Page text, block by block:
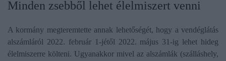
Minden zsebből lehet élelmiszert venni
A kormány megteremtette annak lehetőségét, hogy a vendéglátás
alszámláról 2022. február 1-jétől 2022. május 31-ig lehet hideg
élelmiszerre költeni. Ugyanakkor mivel az alszámlák (szálláshely,